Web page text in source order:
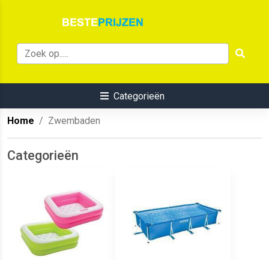
Categorieën
Home Zwembaden
Categorieën